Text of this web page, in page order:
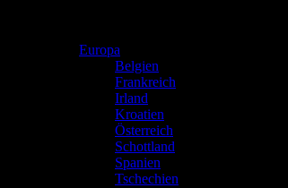
Europa
Belgien
Frankreich
Irland
Kroatien
Österreich
Schottland
Spanien
Tschechien